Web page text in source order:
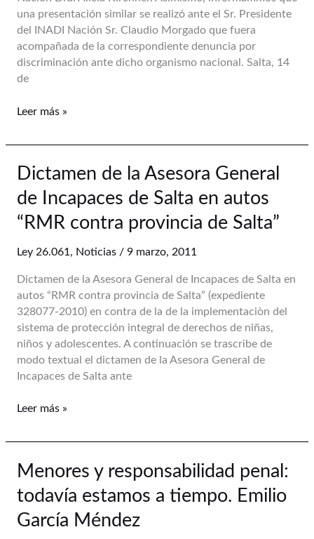
una presentación similar se realizó ante el Sr. Presidente
del INADI Nación Sr. Claudio Morgado que fuera
acompañada de la correspondiente denuncia por
discriminación ante dicho organismo nacional. Salta, 14
de
26.061
en
Salta
Leer más »
Dictamen de la Asesora General
de Incapaces de Salta en autos
“RMR contra provincia de Salta”
Ley 26.061, Noticias/ 9 marzo, 2011
Dictamen de la Asesora General de Incapaces de Salta en
autos “RMR contra provincia de Salta” (expediente
328077-2010) en contra de la de la implementaciòn del
sistema de protección integral de derechos de niñas,
niños y adolescentes. A continuación se trascribe de
modo textual el dictamen de la Asesora General de
Incapaces de Salta ante
Dictamen
la
Asesora
de
de
Salta
en
autos
“RMR
contra
provincia
Salta”
Leer más »
Menores y responsabilidad penal:
todavía estamos a tiempo. Emilio
García Méndez
Menores
responsabilidad
penal: